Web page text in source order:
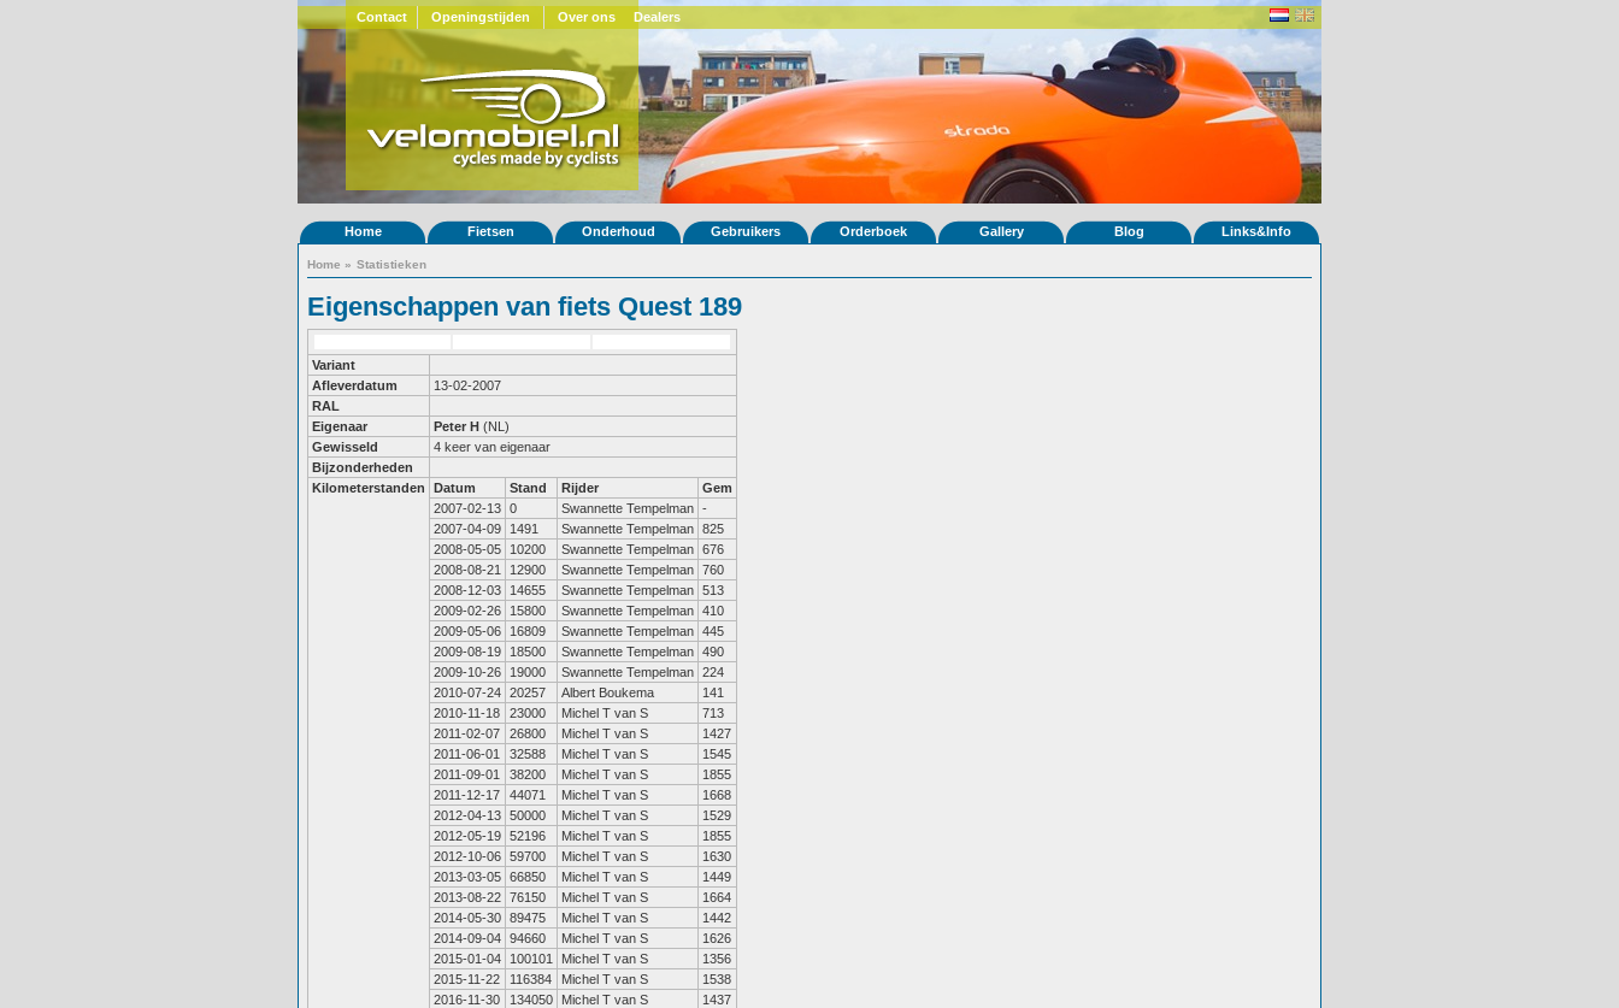
Contact Openingstijden Over ons Dealers
Home Fietsen Onderhoud Gebruikers Orderboek Gallery Blog Links&Info
Home » Statistieken
Eigenschappen van fiets Quest 189
Variant
Afleverdatum
13-02-2007
RAL
Eigenaar
Peter H (NL)
Gewisseld
4 keer van eigenaar
Bijzonderheden
Kilometerstanden
Datum Stand Rijder
Gem
2007-02-13 0 Swannette Tempelman -
2007-04-09
1491 Swannette Tempelman 825
2008-05-05
10200 Swannette Tempelman 676
2008-08-21
12900 Swannette Tempelman 760
2008-12-03
14655 Swannette Tempelman 513
2009-02-26
15800 Swannette Tempelman 410
2009-05-06
16809 Swannette Tempelman 445
2009-08-19
18500 Swannette Tempelman 490
2009-10-26
19000 Swannette Tempelman 224
2010-07-24 20257 Albert Boukema
141
2010-11-18
23000 Michel T van S
713
2011-02-07
26800 Michel T van S
1427
2011-06-01
32588 Michel T van S
1545
2011-09-01
38200 Michel T van S
1855
2011-12-17
44071 Michel T van S
1668
2012-04-13 50000 Michel T van S
1529
2012-05-19 52196 Michel T van S
1855
2012-10-06 59700 Michel T van S
1630
2013-03-05 66850 Michel T van S
1449
2013-08-22 76150 Michel T van S
1664
2014-05-30 89475 Michel T van S
1442
2014-09-04 94660 Michel T van S
1626
2015-01-04
100101 Michel T van S
1356
2015-11-22
116384 Michel T van S
1538
2016-11-30
134050 Michel T van S
1437